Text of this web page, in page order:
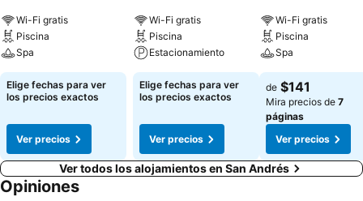
Wi-Fi gratis
Piscina
Spa
Elige fechas para ver
los precios exactos
Ver precios
Wi-Fi gratis
Piscina
Estacionamiento
Elige fechas para ver
los precios exactos
Ver precios
Wi-Fi gratis
Piscina
Spa
de $141
Mira precios de 7
páginas
Ver precios
Ver todos los alojamientos en San Andrés
Opiniones